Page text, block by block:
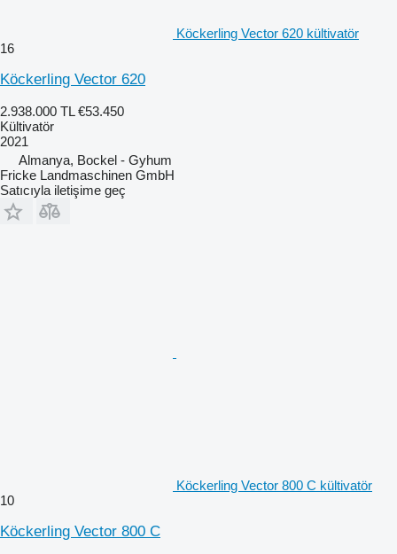
Köckerling Vector 620 kültivatör
16
Köckerling Vector 620
2.938.000 TL €53.450
Kültivatör
2021
Almanya, Bockel - Gyhum
Fricke Landmaschinen GmbH
Satıcıyla iletişime geç
Köckerling Vector 800 C kültivatör
10
Köckerling Vector 800 C